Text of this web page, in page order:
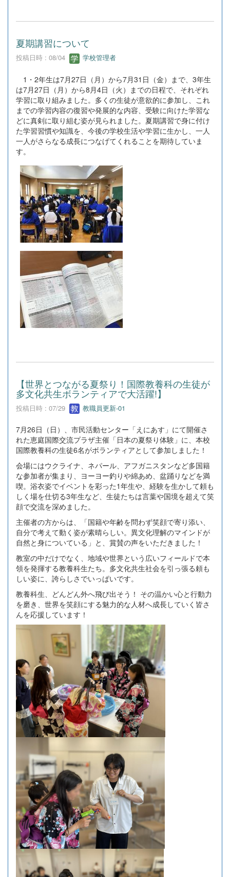
夏期講習について
投稿日時 : 08/04 学校管理者
1・2年生は7月27日（月）から7月31日（金）まで、3年生
は7月27日（月）から8月4日（火）までの日程で、それぞれ
学習に取り組みました。多くの生徒が意欲的に参加し、これ
までの学習内容の復習や発展的な内容、受験に向けた学習な
どに真剣に取り組む姿が見られました。夏期講習で身に付け
た学習習慣や知識を、今後の学校生活や学習に生かし、一人
一人がさらなる成長につなげてくれることを期待していま
す。
【世界とつながる夏祭り！国際教養科の生徒が
多文化共生ボランティアで大活躍!】
投稿日時 : 07/29 教職員更新-01
7月26日（日）、市民活動センター「えにあす」にて開催さ
れた恵庭国際交流プラザ主催「日本の夏祭り体験」に、本校
国際教養科の生徒6名がボランティアとして参加しました！
会場にはウクライナ、ネパール、アフガニスタンなど多国籍
な参加者が集まり、ヨーヨー釣りや綿あめ、盆踊りなどを満
喫。浴衣姿でイベントを彩った1年生や、経験を生かして頼も
しく場を仕切る3年生など、生徒たちは言葉や国境を超えて笑
顔で交流を深めました。
主催者の方からは、「国籍や年齢を問わず笑顔で寄り添い、
自分で考えて動く姿が素晴らしい。異文化理解のマインドが
自然と身についている」と、賞賛の声をいただきました！
教室の中だけでなく、地域や世界という広いフィールドで本
領を発揮する教養科生たち。多文化共生社会を引っ張る頼も
しい姿に、誇らしさでいっぱいです。
教養科生、どんどん外へ飛び出そう！ その温かい心と行動力
を磨き、世界を笑顔にする魅力的な人材へ成長していく皆さ
んを応援しています！